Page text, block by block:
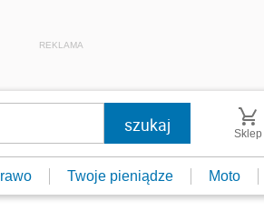
REKLAMA
Sklep
Twoje pieniądze Moto